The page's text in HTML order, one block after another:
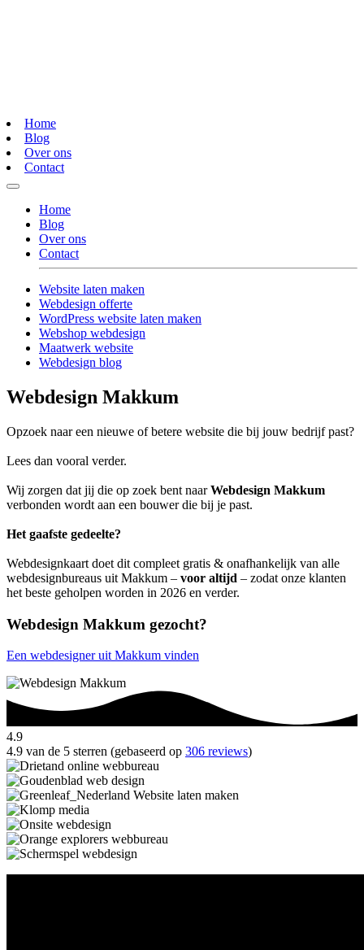
Home
Blog
Over ons
Contact
Home
Blog
Over ons
Contact
Website laten maken
Webdesign offerte
WordPress website laten maken
Webshop webdesign
Maatwerk website
Webdesign blog
Webdesign Makkum
Opzoek naar een nieuwe of betere website die bij jouw bedrijf past?
Lees dan vooral verder.
Wij zorgen dat jij die op zoek bent naarWebdesign Makkum
verbonden wordt aan een bouwer die bij je past.
Het gaafste gedeelte?
Webdesignkaart doet dit compleet gratis & onafhankelijk van alle
webdesignbureaus uit Makkum – voor altijd – zodat onze klanten
het beste geholpen worden in 2026 en verder.
Webdesign Makkum gezocht?
Een webdesigner uit Makkum vinden
4.9
4.9 van de 5 sterren (gebaseerd op 306 reviews)